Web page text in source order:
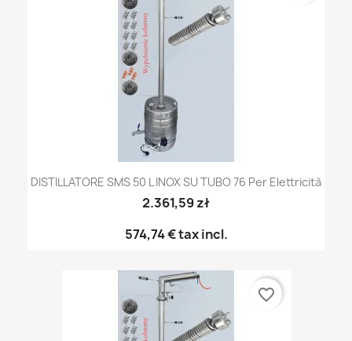
DISTILLATORE SMS 50 L INOX SU TUBO 76 Per Elettricità
2.361,59 zł
574,74 €tax incl.
favorite_border